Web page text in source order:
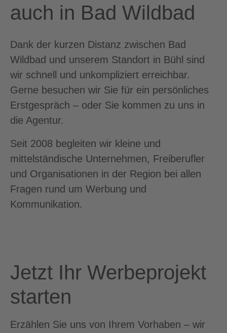
auch in Bad Wildbad
Dank der kurzen Distanz zwischen Bad
Wildbad und unserem Standort in Bühl sind
wir schnell und unkompliziert erreichbar.
Gerne besuchen wir Sie für ein persönliches
Erstgespräch – oder Sie kommen zu uns in
die Agentur.
Seit 2008 begleiten wir kleine und
mittelständische Unternehmen, Freiberufler
und Organisationen in der Region bei allen
Fragen rund um Werbung und
Kommunikation.
Jetzt Ihr Werbeprojekt
starten
Erzählen Sie uns von Ihrem Vorhaben – wir